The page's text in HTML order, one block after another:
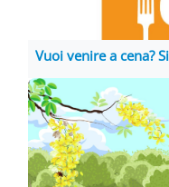
Vuoi venire a cena?